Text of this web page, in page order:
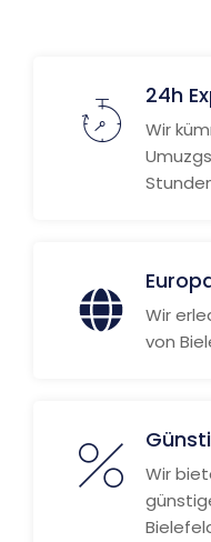
24h
Wir
Wir
von
Wir